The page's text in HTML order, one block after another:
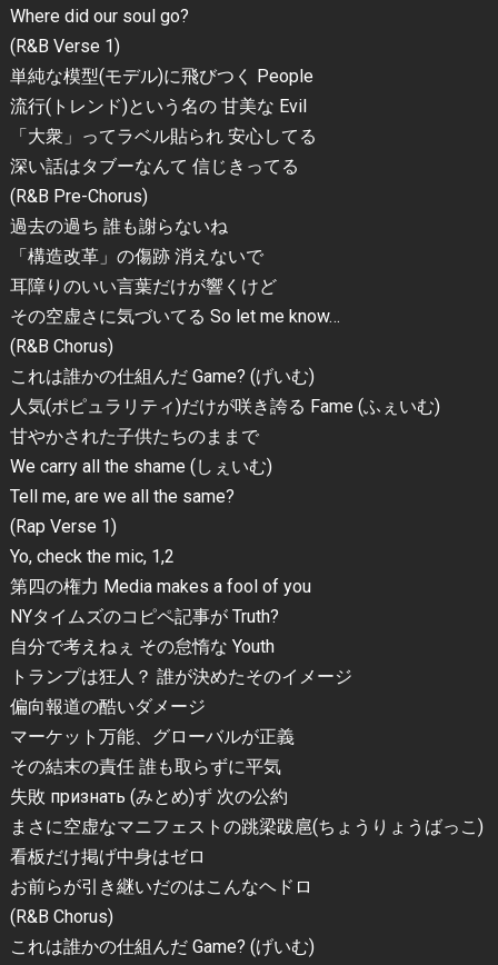
Where did our soul go?
(R&B Verse 1)
単純な模型(モデル)に飛びつく People
流行(トレンド)という名の 甘美な Evil
「大衆」ってラベル貼られ 安心してる
深い話はタブーなんて 信じきってる
(R&B Pre-Chorus)
過去の過ち 誰も謝らないね
「構造改革」の傷跡 消えないで
耳障りのいい言葉だけが響くけど
その空虚さに気づいてる So let me know…
(R&B Chorus)
これは誰かの仕組んだ Game? (げいむ)
人気(ポピュラリティ)だけが咲き誇る Fame (ふぇいむ)
甘やかされた子供たちのままで
We carry all the shame (しぇいむ)
Tell me, are we all the same?
(Rap Verse 1)
Yo, check the mic, 1,2
第四の権力 Media makes a fool of you
NYタイムズのコピペ記事が Truth?
自分で考えねぇ その怠惰な Youth
トランプは狂人？ 誰が決めたそのイメージ
偏向報道の酷いダメージ
マーケット万能、グローバルが正義
その結末の責任 誰も取らずに平気
失敗 признать (みとめ)ず 次の公約
まさに空虚なマニフェストの跳梁跋扈(ちょうりょうばっこ)
看板だけ掲げ中身はゼロ
お前らが引き継いだのはこんなヘドロ
(R&B Chorus)
これは誰かの仕組んだ Game? (げいむ)